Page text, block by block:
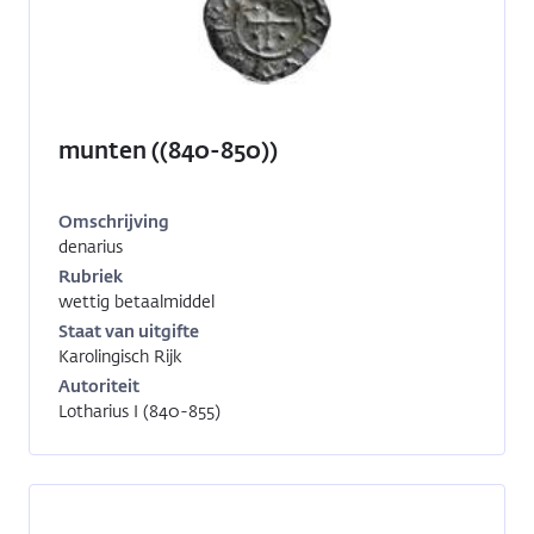
munten ((840-850))
Omschrijving
denarius
1859
Rubriek
wettig betaalmiddel
Staat van uitgifte
Karolingisch Rijk
Autoriteit
Lotharius I (840-855)